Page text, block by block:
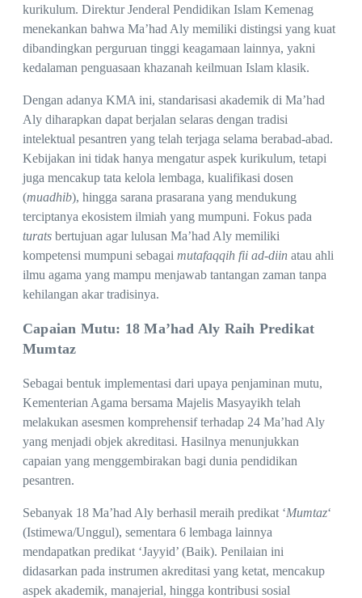
kurikulum. Direktur Jenderal Pendidikan Islam Kemenag
menekankan bahwa Ma’had Aly memiliki distingsi yang kuat
dibandingkan perguruan tinggi keagamaan lainnya, yakni
kedalaman penguasaan khazanah keilmuan Islam klasik.
Dengan adanya KMA ini, standarisasi akademik di Ma’had
Aly diharapkan dapat berjalan selaras dengan tradisi
intelektual pesantren yang telah terjaga selama berabad-abad.
Kebijakan ini tidak hanya mengatur aspek kurikulum, tetapi
juga mencakup tata kelola lembaga, kualifikasi dosen
(muadhib), hingga sarana prasarana yang mendukung
terciptanya ekosistem ilmiah yang mumpuni. Fokus pada
turats bertujuan agar lulusan Ma’had Aly memiliki
kompetensi mumpuni sebagai mutafaqqih fii ad-diin atau ahli
ilmu agama yang mampu menjawab tantangan zaman tanpa
kehilangan akar tradisinya.
Capaian Mutu: 18 Ma’had Aly Raih Predikat
Mumtaz
Sebagai bentuk implementasi dari upaya penjaminan mutu,
Kementerian Agama bersama Majelis Masyayikh telah
melakukan asesmen komprehensif terhadap 24 Ma’had Aly
yang menjadi objek akreditasi. Hasilnya menunjukkan
capaian yang menggembirakan bagi dunia pendidikan
pesantren.
Sebanyak 18 Ma’had Aly berhasil meraih predikat ‘Mumtaz‘
(Istimewa/Unggul), sementara 6 lembaga lainnya
mendapatkan predikat ‘Jayyid’ (Baik). Penilaian ini
didasarkan pada instrumen akreditasi yang ketat, mencakup
aspek akademik, manajerial, hingga kontribusi sosial